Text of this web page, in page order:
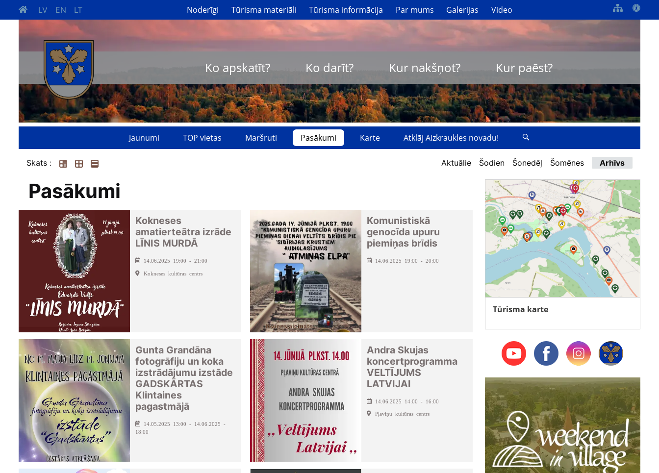
LV EN LT Noderīgi Tūrisma materiāli Tūrisma informācija Par mums Galerijas Video
Ko apskatīt? Ko darīt? Kur nakšņot? Kur paēst?
Jaunumi TOP vietas Maršruti Pasākumi Karte Atklāj Aizkraukles novadu!
Skats : Aktuālie Šodien Šonedēļ Šomēnes Arhīvs
Pasākumi
Kokneses
amatierteātra izrāde
LĪNIS MURDĀ
14.06.2025 19:00 - 21:00
Kokneses kultūras centrs
Komunistiskā
genocīda upuru
piemiņas brīdis
14.06.2025 19:00 - 20:00
Gunta Grandāna
fotogrāfiju un koka
izstrādājumu izstāde
GADSKĀRTAS
Klintaines
pagastmājā
14.05.2025 13:00 - 14.06.2025 -
18:00
Andra Skujas
koncertprogramma
VELTĪJUMS
LATVIJAI
14.06.2025 14:00 - 16:00
Pļaviņu kultūras centrs
Tūrisma karte